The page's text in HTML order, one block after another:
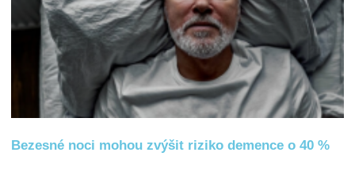
Bezesné noci mohou zvýšit riziko demence o 40 %